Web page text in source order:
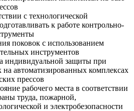
с технологической
к работе контрольно-
поковок с использованием
инструментов
индивидуальной защиты при
автоматизированных комплексах
прессов
рабочего места в соответствии
труда, пожарной,
и электробезопасности